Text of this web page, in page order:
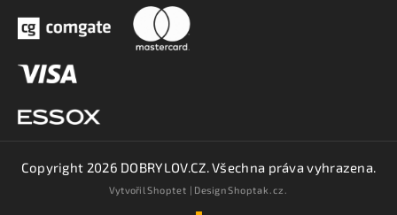
Copyright 2026 DOBRYLOV.CZ. Všechna práva vyhrazena.
VytvořilShoptet | DesignShoptak.cz.